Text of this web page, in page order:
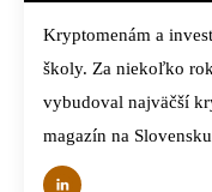
Kryptomenám a
školy. Za niekoľko
vybudoval najväčší
magazín na